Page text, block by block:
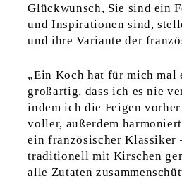
Glückwunsch, Sie sind ein
und Inspirationen sind,
und ihre Variante der
„Ein Koch hat für mich mal
großartig, dass ich es nie
indem ich die Feigen
voller, außerdem
ein französischer Klassiker
traditionell mit Kirschen
alle Zutaten